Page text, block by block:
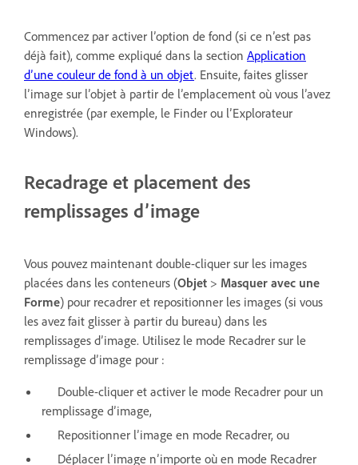
Commencez par activer l’option de fond (si ce n’est pas
déjà fait), comme expliqué dans la section Application
d’une couleur de fond à un objet. Ensuite, faites glisser
l’image sur l’objet à partir de l’emplacement où vous l’avez
enregistrée (par exemple, le Finder ou l’Explorateur
Windows).
Recadrage et placement des
remplissages d’image
Vous pouvez maintenant double-cliquer sur les images
placées dans les conteneurs (Objet > Masquer avec une
Forme) pour recadrer et repositionner les images (si vous
les avez fait glisser à partir du bureau) dans les
remplissages d’image. Utilisez le mode Recadrer sur le
remplissage d’image pour :
Double-cliquer et activer le mode Recadrer pour un
remplissage d’image,
Repositionner l’image en mode Recadrer, ou
Déplacer l’image n’importe où en mode Recadrer